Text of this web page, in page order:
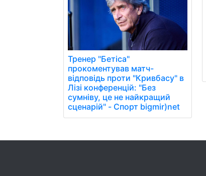
Тренер "Бетіса"
прокоментував матч-
відповідь проти "Кривбасу" в
Лізі конференцій: "Без
сумніву, це не найкращий
сценарій" - Спорт bigmir)net